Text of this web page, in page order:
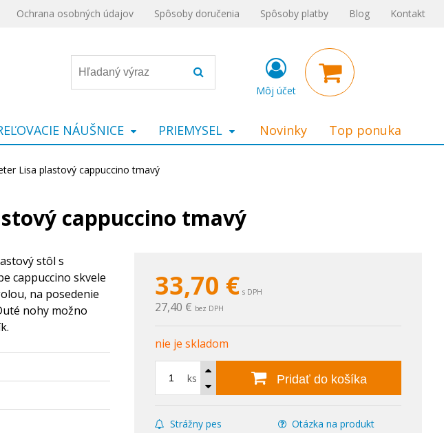
Ochrana osobných údajov Spôsoby doručenia Spôsoby platby Blog Kontakt
Môj účet
NÁUŠNICE PRIEMYSEL Novinky Top ponuka
Lisa plastový cappuccino tmavý
cappuccino tmavý
33,70 € s DPH
27,40 € bez DPH
nie je skladom
ks Pridať do košíka
Strážny pes Otázka na produkt
stôl s
cappuccino skvele
na posedenie
nohy možno